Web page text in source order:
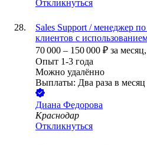
Откликнуться
Sales Support / менеджер
клиентов с
70 000 – 150 000 ₽ за месяц,
Опыт 1-3 года
Можно удалённо
Выплаты: Два раза в месяц
Диана Федорова
Краснодар
Откликнуться